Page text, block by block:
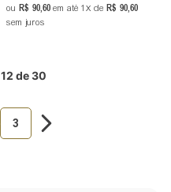
ou R$ 90,60 em até 1 de R$ 90,60
sem juros
12 de 30
3